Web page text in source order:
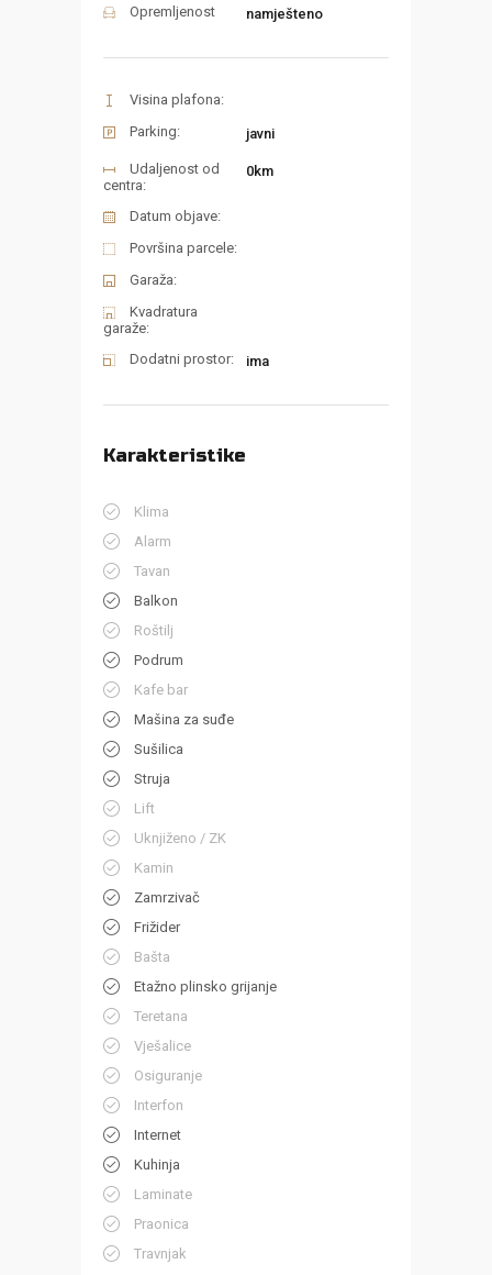
Opremljenost namješteno
Visina plafona:
Parking:
javni
Udaljenost od
centra:
0km
Datum objave:
Površina parcele:
Garaža:
Kvadratura
garaže:
Dodatni prostor:
ima
Karakteristike
Klima
Alarm
Tavan
Balkon
Roštilj
Podrum
Kafe bar
Mašina za suđe
Sušilica
Struja
Lift
Uknjiženo / ZK
Kamin
Zamrzivač
Frižider
Bašta
Etažno plinsko grijanje
Teretana
Vješalice
Osiguranje
Interfon
Internet
Kuhinja
Laminate
Praonica
Travnjak